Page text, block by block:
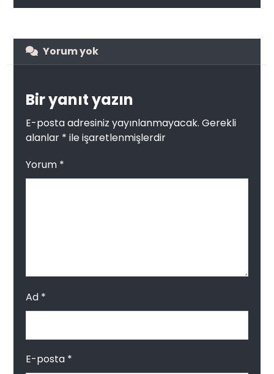
Yorum yok
Bir yanıt yazın
E-posta adresiniz yayınlanmayacak. Gerekli
alanlar * ile işaretlenmişlerdir
Yorum *
Ad *
E-posta *